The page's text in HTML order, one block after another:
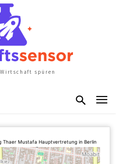
spüren
Thaer Mustafa Hauptvertretung in Berlin